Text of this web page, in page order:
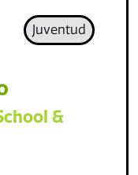
Juventud
&